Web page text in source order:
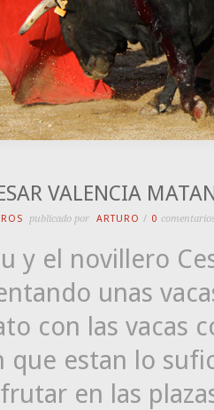
VALENCIA
publicado por ARTURO / 0
y el novillero
unas
con las vacas
que estan lo
en las